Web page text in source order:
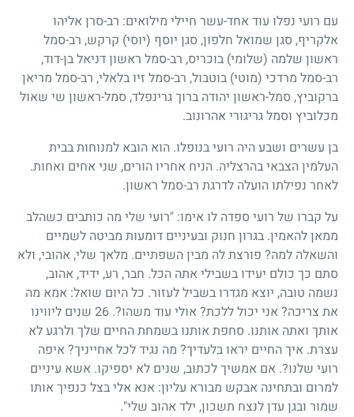
עם רועי נפלו עוד אחד-עשר חיילי מילואים: רב-סרן אליהו
אלקריף, סגן שמואל חלפון, סגן יוסף (יוסי) קרקש, רב-סמל
ראשון שלמה (שלומי) בוכריס, רב-סמל ראשון דניאל בן-דוד,
רב-סמל מרדכי (מוטי) בוטבול, רב-סמל זיו בלאלי, רב-סמל מריאן
ברקוביץ, סמל-ראשון יהודה ברוך גרינפלד, סמל-ראשון שי שאול
מכלוביץ וסמל גריגורי אהרונוב.
בן עשרים ושבע היה רועי בנופלו. הוא הובא למנוחות בבית
העלמין הצבאי בהרצליה. הניח אחריו הורים, שני אחים ואחות.
לאחר נפילתו הועלה לדרגת רב-סמל ראשון.
על קברו של רועי ספדה לו אימו: "רועי שלי מה כותבים כשהלב
ממאן להאמין. בגרון חנוק ובעיניים דומעות מביטה לשמיים
והשאלה למה? פורצת לה מבין השפתיים. מלאך שלי, אהובי, ולא
סתם כך כולם יעידו בשבילי אתה הכל. חבר, רע, ידיד, אהוב,
נשמה טובה, יוצא מגדרו בשביל לעזור. כל היום שואל: אמא מה
את צריכה? אני יכול ללכת? אולי עוד משהו?. 26 שנים ליווינו
אותך ואתה אותנו. סחפת אותנו בשמחת החיים שלך ולרגע לא
עצרת. איך החיים יראו בלעדיך? מה נגיד לכל אחייניך? איפה
רועי שלנו?. אם אמשיך לכתוב, שנים לא יספיקו. אשא עיניים
למרום ובתחינה אבקש מבורא עליון: אנא אלי בצל כנפיך אותו
שמור ובגן עדן לנצח תשכון, ילד אהוב שלי".